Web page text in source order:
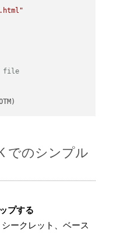
file
でのシンプル
プする
ークレット、ベース